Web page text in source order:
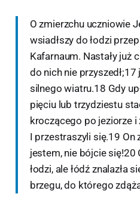
O zmierzchu uczniowie
wsiadłszy do łodzi
Kafarnaum. Nastały już
do nich nie
silnego wiatru.18 Gdy
pięciu lub trzydziestu
kroczącego po jeziorze i
I przestraszyli się.19 On
jestem, nie bójcie się!20
łodzi, ale łódź znalazła
brzegu, do którego